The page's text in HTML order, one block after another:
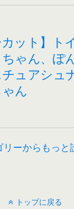
カット】ト
ゃん、ぽ
ュアシュ
ん
リーからもっと
トップに戻る